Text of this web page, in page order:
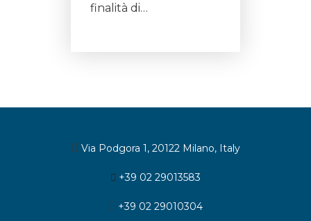
finalità di…
Via Podgora 1, 20122 Milano, Italy
+39 02 29013583
+39 02 29010304